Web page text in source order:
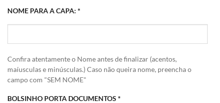
NOME PARA A CAPA: *
Confira atentamente o Nome antes de finalizar (acentos,
maíusculas e minúsculas.) Caso não queira nome, preencha o
campo com "SEM NOME"
BOLSINHO PORTA DOCUMENTOS *